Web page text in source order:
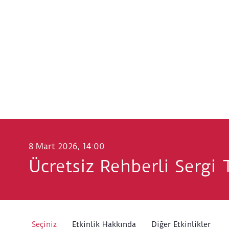
8 Mart 2026, 14:00
Ücretsiz Rehberli Sergi
Seçiniz Etkinlik Hakkında Diğer Etkinlikler